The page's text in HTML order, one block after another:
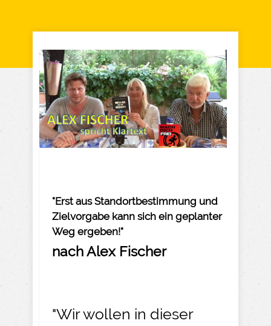
"Erst aus Standortbestimmung und
Zielvorgabe kann sich ein geplanter
Weg ergeben!"
nach Alex Fischer
"Wir wollen in dieser